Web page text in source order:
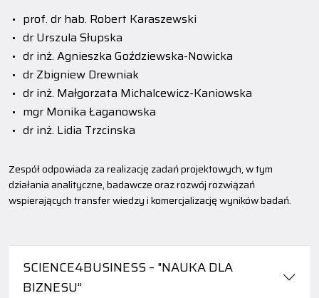
SCIENCE4BUSINESS – "NAUKA DLA
BIZNESU”
prof. dr hab. Robert Karaszewski
dr Urszula Słupska
dr inż. Agnieszka Goździewska-Nowicka
dr Zbigniew Drewniak
dr inż. Małgorzata Michalcewicz-Kaniowska
mgr Monika Łaganowska
dr inż. Lidia Trzcinska
Zespół odpowiada za realizację zadań projektowych, w tym
działania analityczne, badawcze oraz rozwój rozwiązań
wspierających transfer wiedzy i komercjalizację wyników badań.